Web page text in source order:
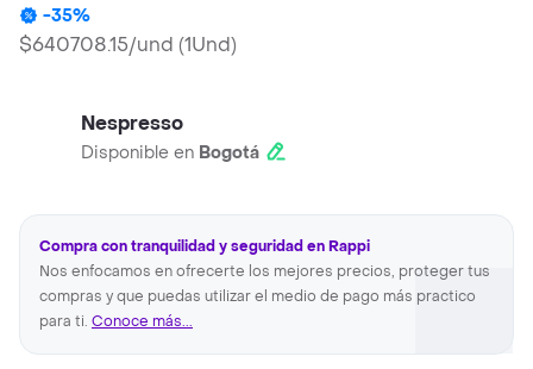
-35%
$640708.15/und (1Und)
Nespresso
Disponible en Bogotá
Compra con tranquilidad y seguridad en Rappi
Nos enfocamos en ofrecerte los mejores precios, proteger tus
compras y que puedas utilizar el medio de pago más practico
para ti. Conoce más...